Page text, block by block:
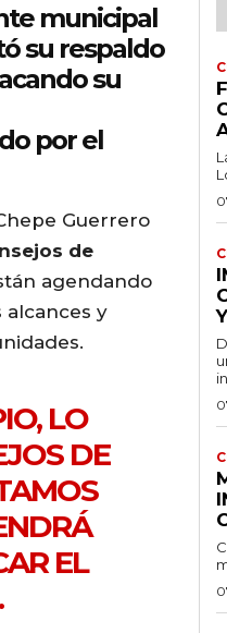
municipal
su respaldo
su
por el
Guerrero
de
agendando
alcances y
LO
DE
EL